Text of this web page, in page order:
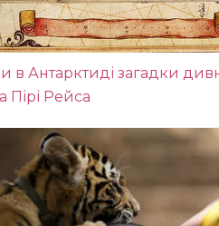
в Антарктиді загадки
Пірі Рейса